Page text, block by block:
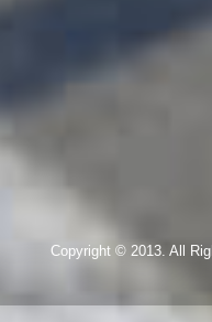
Copyright © 2013. All